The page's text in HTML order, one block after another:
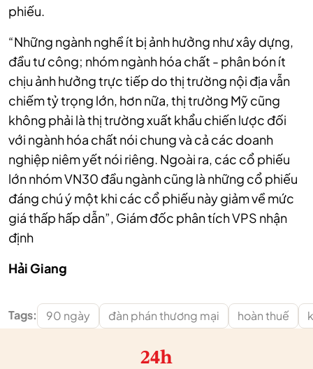
phiếu.
“Những ngành nghề ít bị ảnh hưởng như xây dựng,
đầu tư công; nhóm ngành hóa chất - phân bón ít
chịu ảnh hưởng trực tiếp do thị trường nội địa vẫn
chiếm tỷ trọng lớn, hơn nữa, thị trường Mỹ cũng
không phải là thị trường xuất khẩu chiến lược đối
với ngành hóa chất nói chung và cả các doanh
nghiệp niêm yết nói riêng. Ngoài ra, các cổ phiếu
lớn nhóm VN30 đầu ngành cũng là những cổ phiếu
đáng chú ý một khi các cổ phiếu này giảm về mức
giá thấp hấp dẫn”, Giám đốc phân tích VPS nhận
định
Hải Giang
Tags: 90 ngày đàn phán thương mại hoàn thuế
24h